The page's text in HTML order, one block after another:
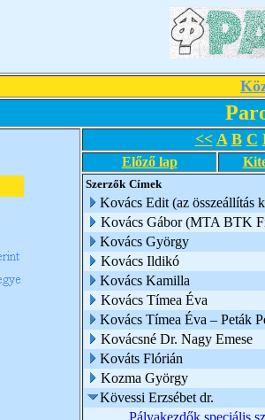
<< A B C
Előző lap
Szerzők Címek
Kovács Edit (az összeállítás
Kovács Gábor (MTA BTK
Kovács György
Kovács Ildikó
Kovács Kamilla
Kovács Tímea Éva
Kovács Tímea Éva – Peták
Kovácsné Dr. Nagy Emese
Kováts Flórián
Kozma György
Kövessi Erzsébet dr.
Pályakezdők speciális